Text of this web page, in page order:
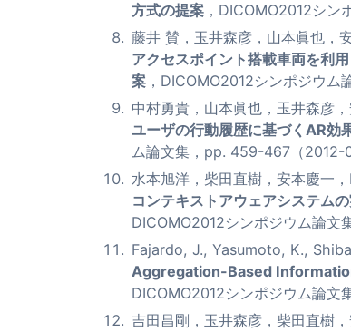
方式の提案 ，DICOMO2012シ
藤井 賛，玉井森彦，山本眞也，
アクセスポイント搭載車両を利
案 ，DICOMO2012シンポジウ
中村勇貴，山本眞也，玉井森彦，
ユーザの行動履歴に基づくAR効
ム論文集，pp. 459-467（2012-
水本旭洋，柴田直樹，安本慶一
コンテキストアウェアシステム
DICOMO2012シンポジウム論文
Fajardo, J., Yasumoto, K.,
Aggregation-Based
DICOMO2012シンポジウム論文
吉田昌剛，玉井森彦，柴田直樹，